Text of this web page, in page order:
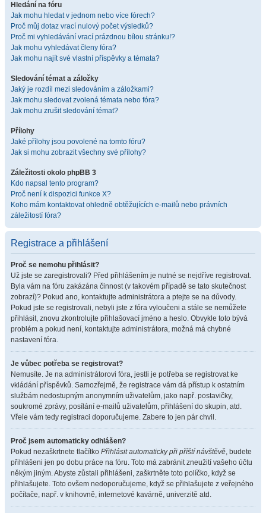
Hledání na fóru
Jak mohu hledat v jednom nebo více fórech?
Proč můj dotaz vrací nulový počet výsledků?
Proč mi vyhledávání vrací prázdnou bílou stránku!?
Jak mohu vyhledávat členy fóra?
Jak mohu najít své vlastní příspěvky a témata?
Sledování témat a záložky
Jaký je rozdíl mezi sledováním a záložkami?
Jak mohu sledovat zvolená témata nebo fóra?
Jak mohu zrušit sledování témat?
Přílohy
Jaké přílohy jsou povolené na tomto fóru?
Jak si mohu zobrazit všechny své přílohy?
Záležitosti okolo phpBB 3
Kdo napsal tento program?
Proč není k dispozici funkce X?
Koho mám kontaktovat ohledně obtěžujících e-mailů nebo právních
záležitostí fóra?
Registrace a přihlášení
Proč se nemohu přihlásit?
Už jste se zaregistrovali? Před přihlášením je nutné se nejdříve registrovat.
Byla vám na fóru zakázána činnost (v takovém případě se tato skutečnost
zobrazí)? Pokud ano, kontaktujte administrátora a ptejte se na důvody.
Pokud jste se registrovali, nebyli jste z fóra vyloučeni a stále se nemůžete
přihlásit, znovu zkontrolujte přihlašovací jméno a heslo. Obvykle toto bývá
problém a pokud není, kontaktujte administrátora, možná má chybné
nastavení fóra.
Je vůbec potřeba se registrovat?
Nemusíte. Je na administrátorovi fóra, jestli je potřeba se registrovat ke
vkládání příspěvků. Samozřejmě, že registrace vám dá přístup k ostatním
službám nedostupným anonymním uživatelům, jako např. postavičky,
soukromé zprávy, posílání e-mailů uživatelům, přihlášení do skupin, atd.
Vřele vám tedy registraci doporučujeme. Zabere to jen pár chvil.
Proč jsem automaticky odhlášen?
Pokud nezaškrtnete tlačítko Přihlásit automaticky při příští návštěvě, budete
přihlášeni jen po dobu práce na fóru. Toto má zabránit zneužití vašeho účtu
někým jiným. Abyste zůstali přihlášeni, zaškrtněte toto políčko, když se
přihlašujete. Toto ovšem nedoporučujeme, když se přihlašujete z veřejného
počítače, např. v knihovně, internetové kavárně, univerzitě atd.